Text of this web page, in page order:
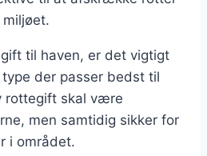
til haven, er det vigtigt
der passer bedst til
rottegift skal være
men samtidig sikker for
i området.